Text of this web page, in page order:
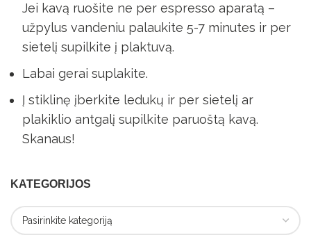
Jei kavą ruošite ne per espresso aparatą –
užpylus vandeniu palaukite 5-7 minutes ir per
sietelį supilkite į plaktuvą.
Labai gerai suplakite.
Į stiklinę įberkite ledukų ir per sietelį ar
plakiklio antgalį supilkite paruoštą kavą.
Skanaus!
KATEGORIJOS